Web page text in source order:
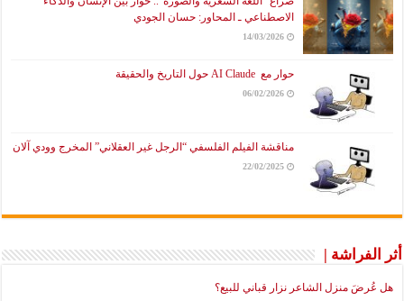
الاصطناعي ـ المحاور: حسان الجودي
14/03/2026
حوار مع AI Claude حول التاريخ والحقيقة
06/02/2026
مناقشة الفيلم الفلسفي “الرجل غير العقلاني” المخرج وودي آلان
22/02/2025
أثر الفراشة |
هل عُرضَ منزل الشاعر نزار قباني للبيع؟